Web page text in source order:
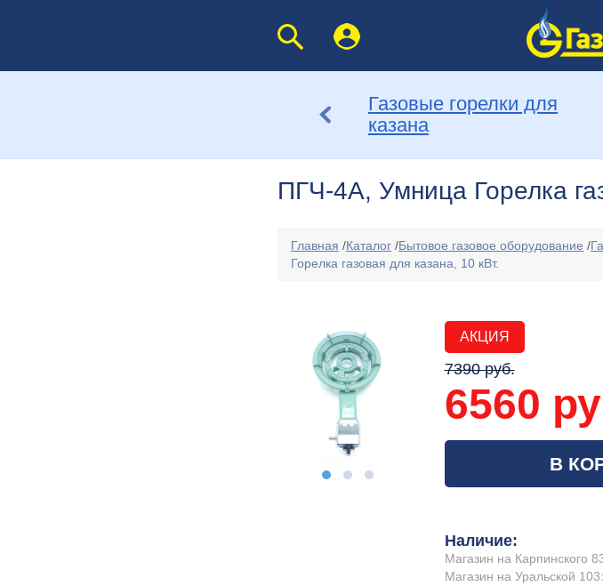
Газовые горелки для
казана
ПГЧ-4А, Умница Горелка
Главная /Каталог /Бытовое газовое оборудование /
Горелка газовая для казана, 10 кВт.
АКЦИЯ
7390 руб.
6560
В
Наличие:
Магазин на Карпинского
Магазин на Уральской 103: